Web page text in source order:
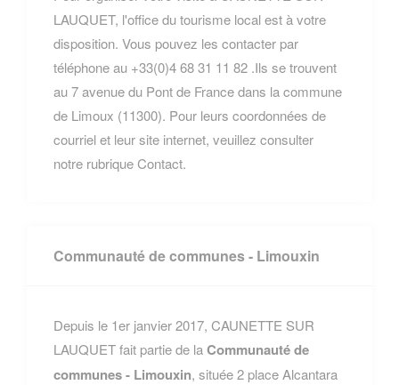
LAUQUET, l'office du tourisme local est à votre
disposition. Vous pouvez les contacter par
téléphone au +33(0)4 68 31 11 82 .Ils se trouvent
au 7 avenue du Pont de France dans la commune
de Limoux (11300). Pour leurs coordonnées de
courriel et leur site internet, veuillez consulter
notre rubrique Contact.
Communauté de communes - Limouxin
Depuis le 1er janvier 2017, CAUNETTE SUR
LAUQUET fait partie de laCommunauté de
communes - Limouxin, située 2 place Alcantara